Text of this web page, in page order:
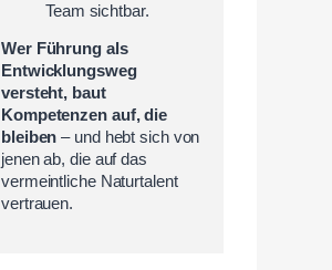
Team sichtbar.
Wer Führung als
Entwicklungsweg
versteht, baut
Kompetenzen auf, die
bleiben – und hebt sich von
jenen ab, die auf das
vermeintliche Naturtalent
vertrauen.